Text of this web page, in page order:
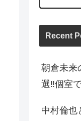
Recent
朝倉未来
選‼︎個室
中村倫也